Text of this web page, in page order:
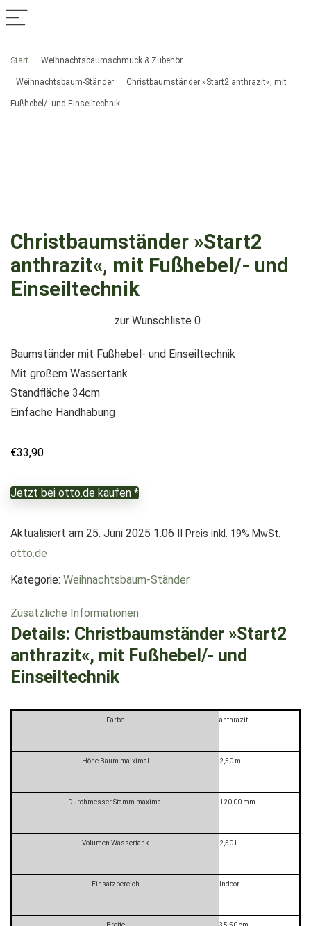
Start Weihnachtsbaumschmuck & Zubehör
Weihnachtsbaum-Ständer Christbaumständer »Start2 anthrazit«, mit
Fußhebel/- und Einseiltechnik
Christbaumständer »Start2
anthrazit«, mit Fußhebel/- und
Einseiltechnik
zur Wunschliste 0
Baumständer mit Fußhebel- und Einseiltechnik
Mit großem Wassertank
Standfläche 34cm
Einfache Handhabung
€33,90
Jetzt bei otto.de kaufen *
Aktualisiert am 25. Juni 2025 1:06 II Preis inkl. 19% MwSt.
otto.de
Kategorie: Weihnachtsbaum-Ständer
Zusätzliche Informationen
Details: Christbaumständer »Start2
anthrazit«, mit Fußhebel/- und
Einseiltechnik
Farbe anthrazit
Höhe Baum maiximal 2,50 m
Durchmesser Stamm maximal 120,00 mm
Volumen Wassertank 2,50 l
Einsatzbereich Indoor